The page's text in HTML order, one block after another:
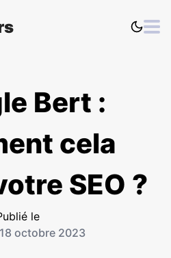
Bert :
cela
SEO ?
le
octobre 2023